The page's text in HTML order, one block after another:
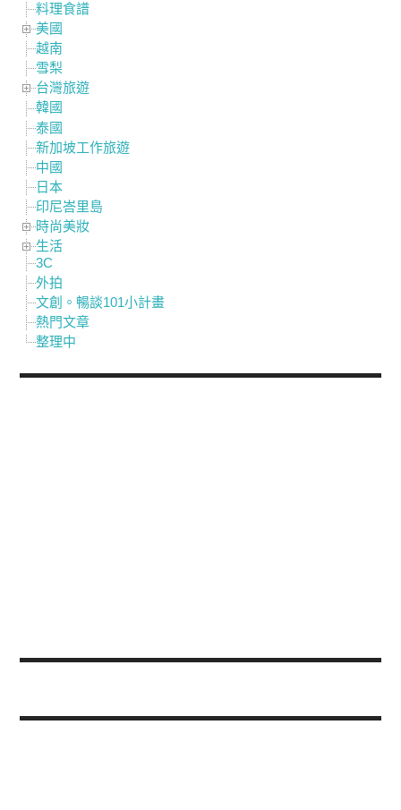
料理食譜
美國
越南
雪梨
台灣旅遊
韓國
泰國
新加坡工作旅遊
中國
日本
印尼峇里島
時尚美妝
生活
3C
外拍
文創。暢談101小計畫
熱門文章
整理中